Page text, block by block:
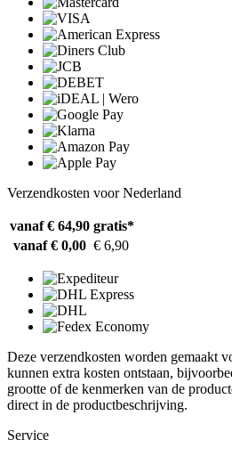
Verzendkosten voor Nederland
vanaf € 64,90 gratis*
vanaf € 0,00 € 6,90
Deze verzendkosten worden gemaakt
kunnen extra kosten ontstaan,
grootte of de kenmerken van de
direct in de productbeschrijving.
Service